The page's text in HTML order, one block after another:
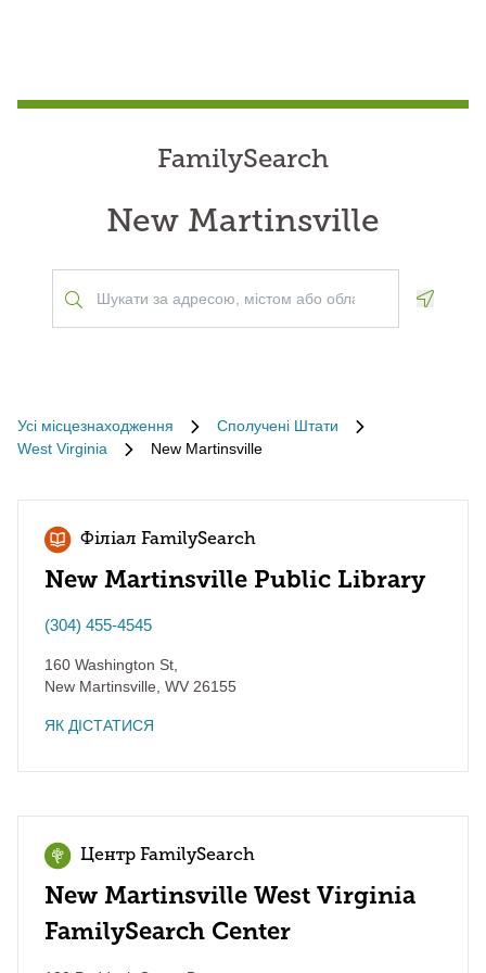
FamilySearch
New Martinsville
Усі місцезнаходження
Сполучені Штати
West Virginia
New Martinsville
Філіал FamilySearch
New Martinsville Public Library
(304) 455-4545
160 Washington St,
New Martinsville WV 26155
ЯК ДІСТАТИСЯ
Центр FamilySearch
New Martinsville West Virginia
FamilySearch Center